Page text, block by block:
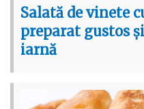
Salată de vinete
preparat gustos
iarnă